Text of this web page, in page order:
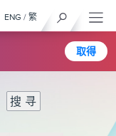
取得
ENG / 繁